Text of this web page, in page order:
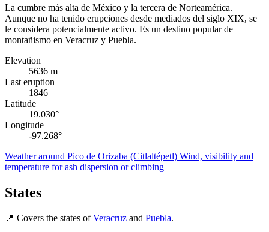
La cumbre más alta de México y la tercera de Norteamérica.
Aunque no ha tenido erupciones desde mediados del siglo XIX, se
le considera potencialmente activo. Es un destino popular de
montañismo en Veracruz y Puebla.
Elevation
5636 m
Last eruption
1846
Latitude
19.030°
Longitude
-97.268°
Weather around Pico de Orizaba (Citlaltépetl) Wind, visibility and
temperature for ash dispersion or climbing
States
📍 Covers the states ofVeracruz and Puebla.